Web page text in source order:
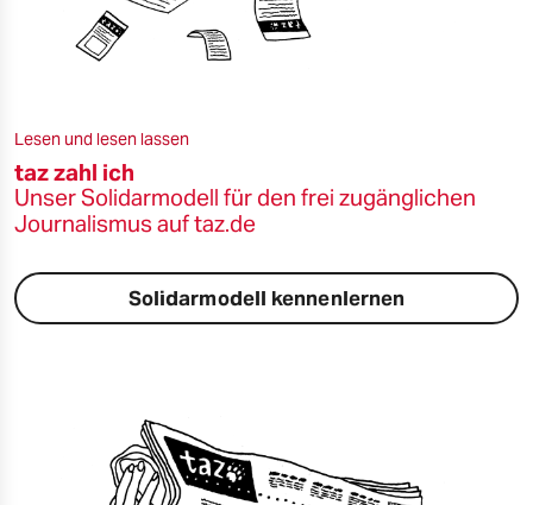
Lesen und lesen lassen
taz zahl ich
Unser Solidarmodell für den frei zugänglichen
Journalismus auf taz.de
Solidarmodell kennenlernen